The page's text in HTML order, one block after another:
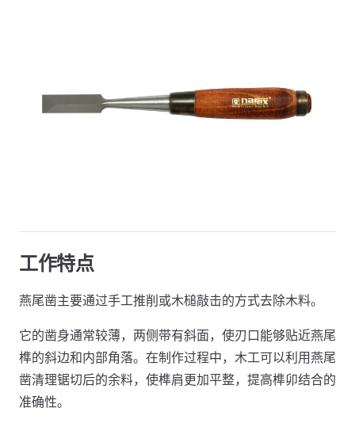
工作特点
燕尾凿主要通过手工推削或木槌敲击的方式去除木料。
它的凿身通常较薄，两侧带有斜面，使刃口能够贴近燕尾
榫的斜边和内部角落。在制作过程中，木工可以利用燕尾
凿清理锯切后的余料，使榫肩更加平整，提高榫卯结合的
准确性。